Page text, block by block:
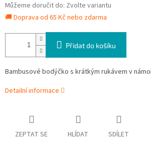
Můžeme doručit do: Zvolte variantu
🚚 Doprava od 65 Kč nebo zdarma
Přidat do košíku
Bambusové bodýčko s krátkým rukávem v
Detailní informace
ZEPTAT SE HLÍDAT SDÍLET